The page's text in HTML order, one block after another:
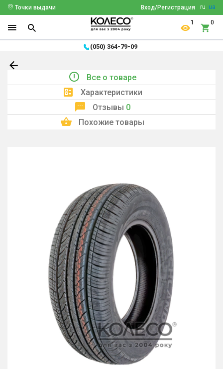
ru ua
Вход/Регистрация
Точки выдачи
1 0
(050) 364-79-09
Все о товаре
Характеристики
Отзывы 0
Похожие товары